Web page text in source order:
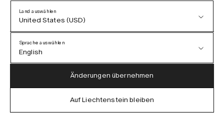
Datenschutzerklärung
AGB
Barrierefreiheit
Cookie-Richtlinie
Land auswählen
United States (USD)
Austria (EUR)
Sprache auswählen
English
German
Änderungen übernehmen
Auf Liechtenstein bleiben